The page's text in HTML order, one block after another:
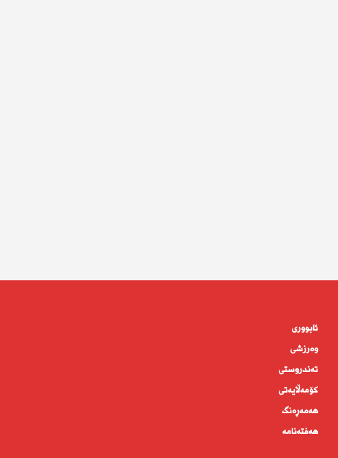
ئابوورى
وەرزشی
تەندروستى
كۆمه‌ڵايه‌تى
هەمەڕەنگ
هەفتەنامە